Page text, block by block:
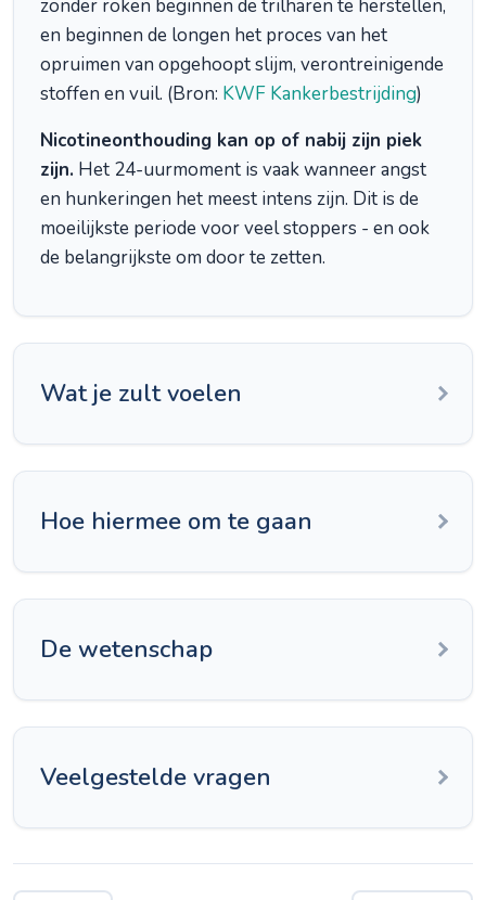
zonder roken beginnen de trilharen te herstellen,
en beginnen de longen het proces van het
opruimen van opgehoopt slijm, verontreinigende
stoffen en vuil. (Bron: KWF Kankerbestrijding)
Nicotineonthouding kan op of nabij zijn piek
zijn. Het 24-uurmoment is vaak wanneer angst
en hunkeringen het meest intens zijn. Dit is de
moeilijkste periode voor veel stoppers - en ook
de belangrijkste om door te zetten.
Wat je zult voelen
Hoe hiermee om te gaan
De wetenschap
Veelgestelde vragen